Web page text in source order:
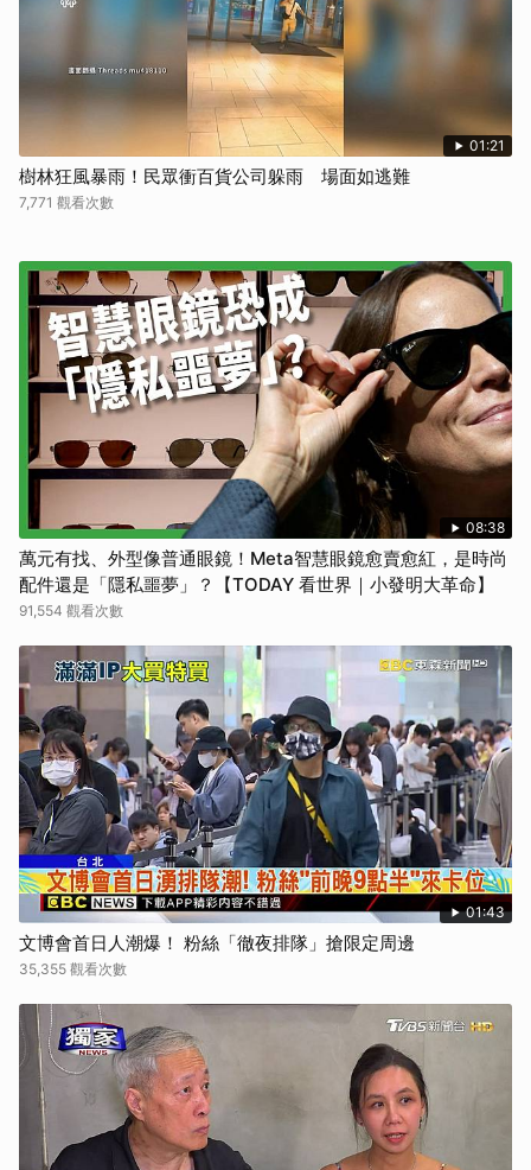
01:21
樹林狂風暴雨！民眾衝百貨公司躲雨 場面如逃難
7,771 觀看次數
08:38
萬元有找、外型像普通眼鏡！Meta智慧眼鏡愈賣愈紅，是時尚
配件還是「隱私噩夢」？【TODAY 看世界｜小發明大革命】
91,554 觀看次數
01:43
文博會首日人潮爆！ 粉絲「徹夜排隊」搶限定周邊
35,355 觀看次數